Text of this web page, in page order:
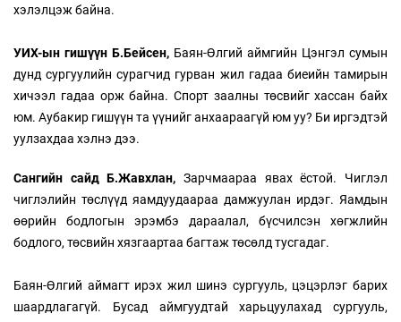
хэлэлцэж байна.
УИХ-ын гишүүн Б.Бейсен, Баян-Өлгий аймгийн Цэнгэл сумын
дунд сургуулийн сурагчид гурван жил гадаа биеийн тамирын
хичээл гадаа орж байна. Спорт заалны төсвийг хассан байх
юм. Аубакир гишүүн та үүнийг анхаараагүй юм уу? Би иргэдтэй
уулзахдаа хэлнэ дээ.
Сангийн сайд Б.Жавхлан, Зарчмаараа явах ёстой. Чиглэл
чиглэлийн төслүүд яамдуудаараа дамжуулан ирдэг. Яамдын
өөрийн бодлогын эрэмбэ дараалал, бүсчилсэн хөгжлийн
бодлого, төсвийн хязгаартаа багтаж төсөлд тусгадаг.
Баян-Өлгий аймагт ирэх жил шинэ сургууль, цэцэрлэг барих
шаардлагагүй. Бусад аймгуудтай харьцуулахад сургууль,